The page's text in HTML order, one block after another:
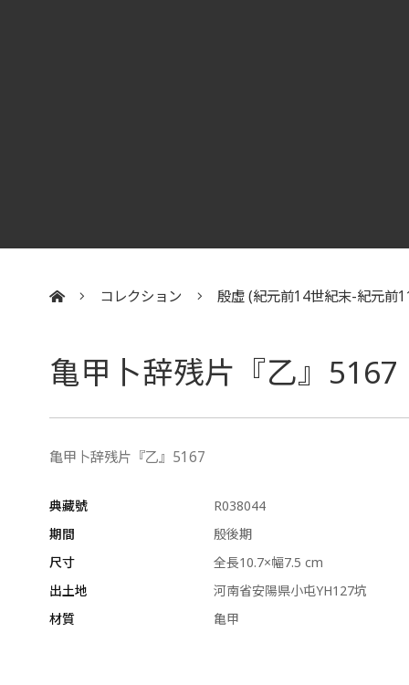
コレクション 殷虛 (紀元前14世紀末-紀元前
亀甲卜辞残片『乙』5167
亀甲卜辞残片『乙』5167
典藏號
R038044
期間
殷後期
尺寸
全長10.7×幅7.5 cm
出土地
河南省安陽県小屯YH127坑
材質
亀甲